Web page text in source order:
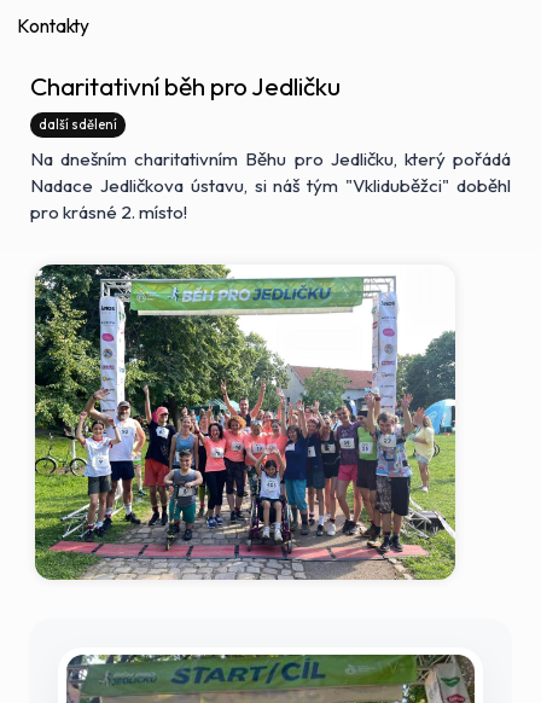
Kontakty
Charitativní běh pro Jedličku
další sdělení
Na dnešním charitativním Běhu pro Jedličku, který pořádá
Nadace Jedličkova ústavu, si náš tým "Vkliduběžci" doběhl
pro krásné 2. místo!